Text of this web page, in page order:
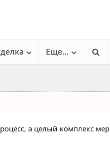
Еще…
а целый комплекс